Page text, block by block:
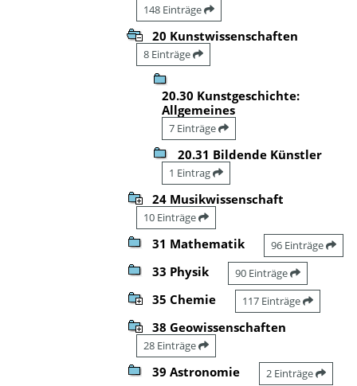
148 Einträge
20 Kunstwissenschaften
8 Einträge
20.30 Kunstgeschichte:
Allgemeines
7 Einträge
20.31 Bildende Künstler
1 Eintrag
24 Musikwissenschaft
10 Einträge
31 Mathematik 96 Einträge
33 Physik 90 Einträge
35 Chemie 117 Einträge
38 Geowissenschaften
28 Einträge
39 Astronomie 2 Einträge